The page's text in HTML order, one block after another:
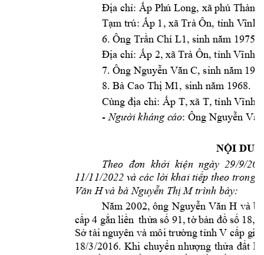
Địa ch: Ấp Phú Long, xã phú T
Tạm trú: Ấp 1, xã Trà Ôn, tnh Vĩnh
6. Ông Trần Chí L1, sinh năm 1975.
Địa ch: Ấp 2, xã Trà Ôn, tnh Vĩnh L
7. Ông Nguyễn Văn C, sinh năm
8. Bà Cao Thị M1, sinh năm 1968.
Cùng địa ch: Ấp T, xã T, tnh Vĩnh
- Người kháng cáo: Ông Nguyễn
NỘI
Theo  đơn  khởi  kiện  ngày  29/9/
11/11/2022 và các lời khai tiếp theo trong
Văn H và bà Nguyễn Thị M trình bày:
Năm 2002, ông Nguyễn Văn H và
cấp 4 gắn liền thửa số 91, tờ bản đồ số 18,
Sở tài nguyên và môi trường tnh V cấp g
18/3/2016. Khi chuyển nhượng thửa đất